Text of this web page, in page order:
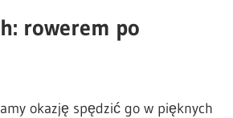
rowerem po
okazję spędzić go w pięknych